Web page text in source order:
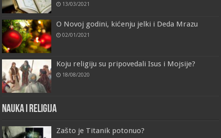
13/03/2021
O Novoj godini, kićenju jelki i Deda Mrazu
02/01/2021
Koju religiju su pripovedali Isus i Mojsije?
18/08/2020
Nauka i religija
Zašto je Titanik potonuo?